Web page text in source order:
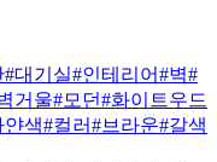
#대기실#인테리어#벽#
거울#모던#화이트우드
얀색#컬러#브라운#갈색